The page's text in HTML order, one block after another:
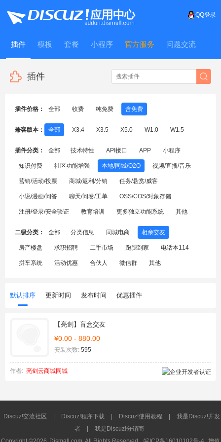
QQ登录
插件 模板 套餐 小程序 官方服务 问题交流
WitFrame
插件
插件价格： 全部 收费 纯免费 含免费
兼容版本： 全部 X3.4 X3.5 X5.0 W1.0 W1.5
插件分类： 全部 技术特性 API接口 APP 小程序
知识付费 社区功能增强 本地/同城/O2O 视频/直播/音乐
营销/活动/投票 商城/返利/分销 任务/悬赏/威客
小说/漫画/问答 聊天/问卷/工单 OSS/COS/对象存储
注册/登录/安全验证 教育培训 更多独立功能系统 其他
二级分类： 全部 分类信息 同城电商 相亲交友
房产楼盘 求职招聘 二手市场 跑腿到家 电话本114
拼车系统 活动优惠 合伙人 微信群 其他
默认排序 更新时间 发布时间 优惠插件
【亮剑】盲盒交友
¥0.00 - 880.00
安装次数: 595
作者: 亮剑云商城同城
Discuz!交流社区 Discuz!程序下载 Discuz!使用教程
我是Discuz!开发
者
我是Discuz!分销商